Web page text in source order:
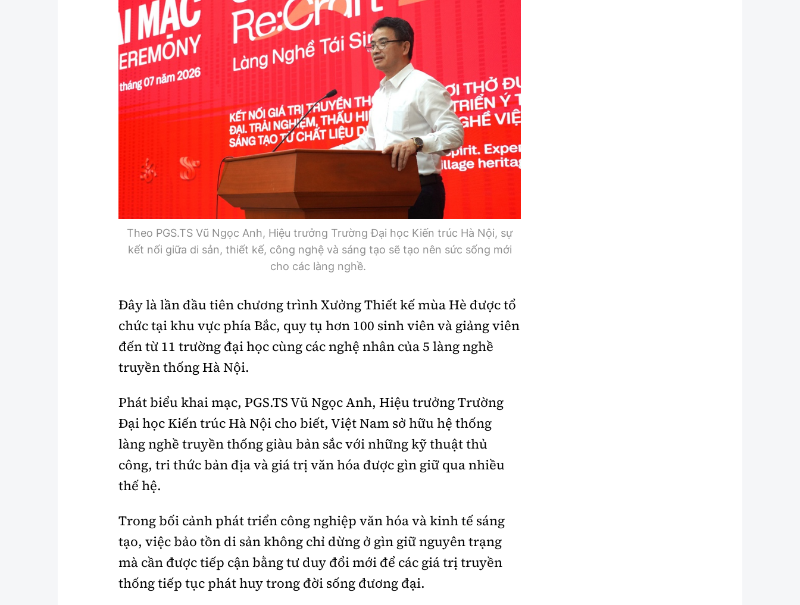
Lao động - Công đoàn
Showbiz
Điện ảnh
Âm nhạc
Bình luận
Hậu trường sao
360 độ thể thao
Thời sự Quốc tế
Thế giới giao thông
Du lịch
Khám phá
Lối sống
Ẩm thực
Video
Thời sự
Khám phá
Camera giao thông
Câu chuyện giao thông
Lăng kính xây dựng
Giải trí - Thể thao
Theo PGS.TS Vũ Ngọc Anh, Hiệu trưởng Trường Đại học Kiến trúc Hà Nội, sự
kết nối giữa di sản, thiết kế, công nghệ và sáng tạo sẽ tạo nên sức sống mới
cho các làng nghề.
Đây là lần đầu tiên chương trình Xưởng Thiết kế mùa Hè được tổ
chức tại khu vực phía Bắc, quy tụ hơn 100 sinh viên và giảng viên
đến từ 11 trường đại học cùng các nghệ nhân của 5 làng nghề
truyền thống Hà Nội.
Phát biểu khai mạc, PGS.TS Vũ Ngọc Anh, Hiệu trưởng Trường
Đại học Kiến trúc Hà Nội cho biết, Việt Nam sở hữu hệ thống
làng nghề truyền thống giàu bản sắc với những kỹ thuật thủ
công, tri thức bản địa và giá trị văn hóa được gìn giữ qua nhiều
thế hệ.
Trong bối cảnh phát triển công nghiệp văn hóa và kinh tế sáng
tạo, việc bảo tồn di sản không chỉ dừng ở gìn giữ nguyên trạng
mà cần được tiếp cận bằng tư duy đổi mới để các giá trị truyền
thống tiếp tục phát huy trong đời sống đương đại.